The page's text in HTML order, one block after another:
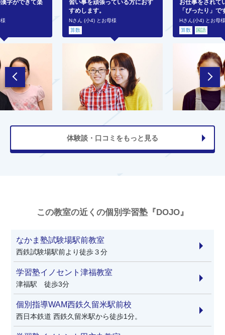
字ができて楽
習い事を頑張っている方におす
すめします。
Nさん (小4) とお母様
算数
お仕事をされて
「ぴったり」で
Hさん(小4) とお母
算数
国語
体験談・口コミをもっと見る
この教室の近くの個別学習塾『DOJO』
なかま塾試験場駅前教室
西鉄試験場駅前より徒歩３分
学習塾イノセント津福教室
津福駅 徒歩3分
個別指導WAM西鉄久留米駅前校
西日本鉄道 西鉄久留米駅から徒歩1分。